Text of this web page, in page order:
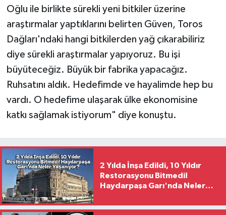
Oğlu ile birlikte sürekli yeni bitkiler üzerine
araştırmalar yaptıklarını belirten Güven, Toros
Dağları'ndaki hangi bitkilerden yağ çıkarabiliriz
diye sürekli araştırmalar yapıyoruz. Bu işi
büyüteceğiz. Büyük bir fabrika yapacağız.
Ruhsatını aldık. Hedefimde ve hayalimde hep bu
vardı. O hedefime ulaşarak ülke ekonomisine
katkı sağlamak istiyorum" diye konuştu.
2 Yılda İnşa Edildi, 10 Yıldır
Restorasyonu Bitmedi!
Haydarpaşa Garı'nda Neler